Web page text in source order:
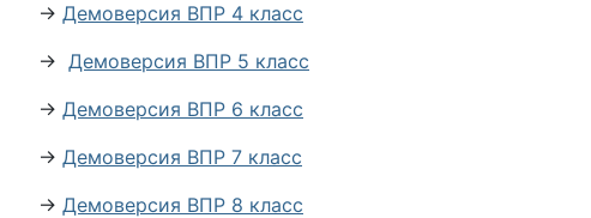
→ Демоверсия ВПР 4 класс
→ Демоверсия ВПР 5 класс
→ Демоверсия ВПР 6 класс
→ Демоверсия ВПР 7 класс
→ Демоверсия ВПР 8 класс